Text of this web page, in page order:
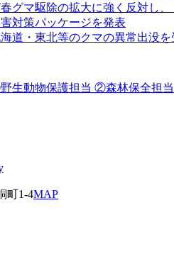
グマ駆除の拡大に強く反対し
対策パッケージを発表
道・東北等のクマの異常出没
生動物保護担当 ②森林保全担当
町1-4MAP